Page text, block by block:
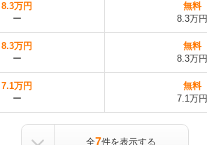
8.3万円
ー
無料
8.3万円
8.3万円
ー
無料
8.3万円
7.1万円
ー
無料
7.1万円
全7件を表示する